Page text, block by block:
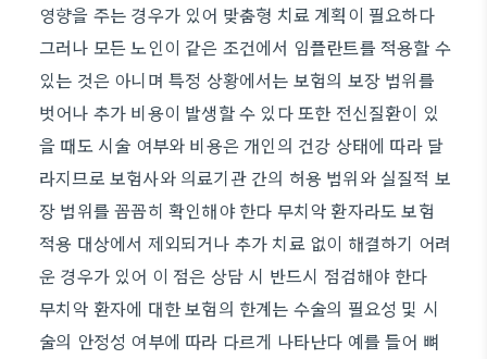
영향을 주는 경우가 있어 맞춤형 치료 계획이 필요하다
그러나 모든 노인이 같은 조건에서 임플란트를 적용할 수
있는 것은 아니며 특정 상황에서는 보험의 보장 범위를
벗어나 추가 비용이 발생할 수 있다 또한 전신질환이 있
을 때도 시술 여부와 비용은 개인의 건강 상태에 따라 달
라지므로 보험사와 의료기관 간의 허용 범위와 실질적 보
장 범위를 꼼꼼히 확인해야 한다 무치악 환자라도 보험
적용 대상에서 제외되거나 추가 치료 없이 해결하기 어려
운 경우가 있어 이 점은 상담 시 반드시 점검해야 한다
무치악 환자에 대한 보험의 한계는 수술의 필요성 및 시
술의 안정성 여부에 따라 다르게 나타난다 예를 들어 뼈